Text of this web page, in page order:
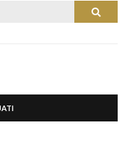
Search